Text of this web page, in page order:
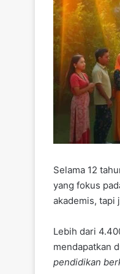
Selama 12
yang fokus
akademis, tapi
Lebih dari
mendapatkan
pendidikan